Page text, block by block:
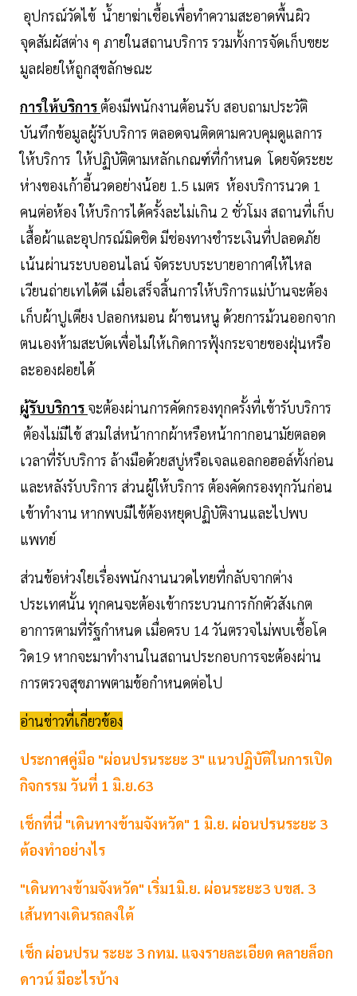
อุปกรณ์วัดไข้ น้ำยาฆ่าเชื้อเพื่อทำความสะอาดพื้นผิว
จุดสัมผัสต่าง ๆ ภายในสถานบริการ รวมทั้งการจัดเก็บขยะ
มูลฝอยให้ถูกสุขลักษณะ
การให้บริการต้องมีพนักงานต้อนรับ สอบถามประวัติ
บันทึกข้อมูลผู้รับบริการ ตลอดจนติดตามควบคุมดูแลการ
ให้บริการ ให้ปฏิบัติตามหลักเกณฑ์ที่กำหนด โดยจัดระยะ
ห่างของเก้าอี้นวดอย่างน้อย 1.5 เมตร ห้องบริการนวด 1
คนต่อห้อง ให้บริการได้ครั้งละไม่เกิน 2 ชั่วโมง สถานที่เก็บ
เสื้อผ้าและอุปกรณ์มิดชิด มีช่องทางชำระเงินที่ปลอดภัย
เน้นผ่านระบบออนไลน์ จัดระบบระบายอากาศให้ไหล
เวียนถ่ายเทได้ดี เมื่อเสร็จสิ้นการให้บริการแม่บ้านจะต้อง
เก็บผ้าปูเตียง ปลอกหมอน ผ้าขนหนู ด้วยการม้วนออกจาก
ตนเองห้ามสะบัดเพื่อไม่ให้เกิดการฟุ้งกระจายของฝุ่นหรือ
ละอองฝอยได้
ผู้รับบริการ จะต้องผ่านการคัดกรองทุกครั้งที่เข้ารับบริการ
ต้องไม่มีไข้ สวมใส่หน้ากากผ้าหรือหน้ากากอนามัยตลอด
เวลาที่รับบริการ ล้างมือด้วยสบู่หรือเจลแอลกอฮอล์ทั้งก่อน
และหลังรับบริการ ส่วนผู้ให้บริการ ต้องคัดกรองทุกวันก่อน
เข้าทำงาน หากพบมีไข้ต้องหยุดปฏิบัติงานและไปพบ
แพทย์
ส่วนข้อห่วงใยเรื่องพนักงานนวดไทยที่กลับจากต่าง
ประเทศนั้น ทุกคนจะต้องเข้ากระบวนการกักตัวสังเกต
อาการตามที่รัฐกำหนด เมื่อครบ 14 วันตรวจไม่พบเชื้อโค
วิด19 หากจะมาทำงานในสถานประกอบการจะต้องผ่าน
การตรวจสุขภาพตามข้อกำหนดต่อไป
อ่านข่าวที่เกี่ยวข้อง
ประกาศคู่มือ "ผ่อนปรนระยะ 3" แนวปฏิบัติในการเปิด
กิจกรรม วันที่ 1 มิ.ย.63
เช็กที่นี่ "เดินทางข้ามจังหวัด" 1 มิ.ย. ผ่อนปรนระยะ 3
ต้องทำอย่างไร
"เดินทางข้ามจังหวัด" เริ่ม1มิ.ย. ผ่อนระยะ3 บขส. 3
เส้นทางเดินรถลงใต้
เช็ก ผ่อนปรน ระยะ 3 กทม. แจงรายละเอียด คลายล็อก
ดาวน์ มีอะไรบ้าง